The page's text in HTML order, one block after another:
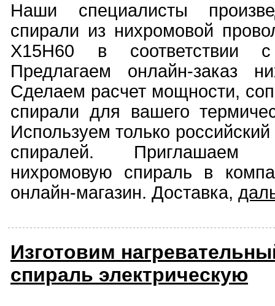
Наши специалисты
спирали из нихромовой
Х15Н60 в соответствии
Предлагаем онлайн-заказ
Сделаем расчет мощности,
спирали для вашего
Используем только
спиралей. Приглашаем
нихромовую спираль в
онлайн-магазин. Доставка,
Изготовим
спираль электрическую